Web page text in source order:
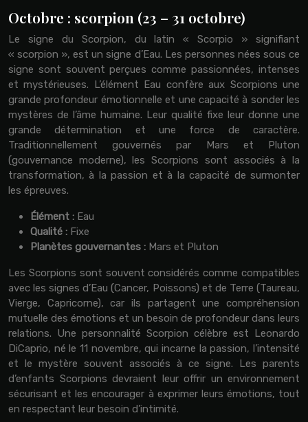
Octobre : scorpion (23 – 31 octobre)
Le signe du Scorpion, du latin « Scorpio » signifiant
« scorpion », est un signe d’Eau. Les personnes nées sous ce
signe sont souvent perçues comme passionnées, intenses
et mystérieuses. L’élément Eau confère aux Scorpions une
grande profondeur émotionnelle et une capacité à sonder les
mystères de l’âme humaine. Leur qualité fixe leur donne une
grande détermination et une force de caractère.
Traditionnellement gouvernés par Mars et Pluton
(gouvernance moderne), les Scorpions sont associés à la
transformation, à la passion et à la capacité de surmonter
les épreuves.
Élément : Eau
Qualité : Fixe
Planètes gouvernantes : Mars et Pluton
Les Scorpions sont souvent considérés comme compatibles
avec les signes d’Eau (Cancer, Poissons) et de Terre (Taureau,
Vierge, Capricorne), car ils partagent une compréhension
mutuelle des émotions et un besoin de profondeur dans leurs
relations. Une personnalité Scorpion célèbre est Leonardo
DiCaprio, né le 11 novembre, qui incarne la passion, l’intensité
et le mystère souvent associés à ce signe. Les parents
d’enfants Scorpions devraient leur offrir un environnement
sécurisant et les encourager à exprimer leurs émotions, tout
en respectant leur besoin d’intimité.